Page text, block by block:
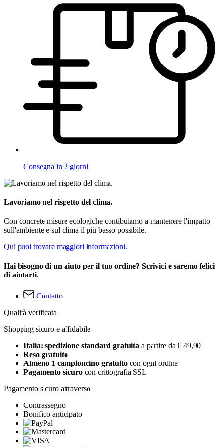
Consegna in 2 giorni
Lavoriamo nel rispetto del clima.
Con concrete misure ecologiche contibuiamo a mantenere l'impatto
sull'ambiente e sul clima il più basso possibile.
Qui puoi trovare maggiori informazioni.
Hai bisogno di un aiuto per il tuo ordine? Scrivici e saremo felici
di aiutarti.
Contatto
Qualità verificata
Shopping sicuro e affidabile
Italia: spedizione standard gratuita a partire da € 49,90
Reso gratuito
Almeno 1 campioncino gratuito con ogni ordine
Pagamento sicuro con crittografia SSL
Pagamento sicuro attraverso
Contrassegno
Bonifico anticipato